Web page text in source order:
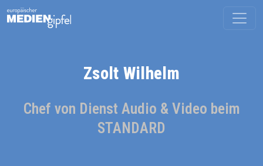
Zsolt Wilhelm
Chef von Dienst Audio & Video beim
STANDARD